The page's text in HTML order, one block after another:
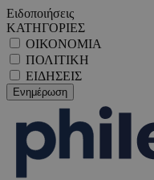
Ειδοποιήσεις
ΚΑΤΗΓΟΡΙΕΣ
ΟΙΚΟΝΟΜΙΑ
ΠΟΛΙΤΙΚΗ
ΕΙΔΗΣΕΙΣ